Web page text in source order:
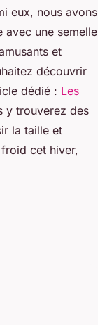
eux, nous avons
avec une semelle
et
découvrir
dédié : Les
y trouverez des
la taille et
cet hiver,